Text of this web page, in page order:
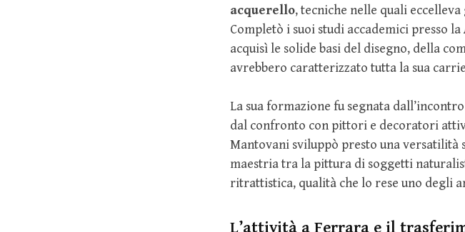
acquerello, tecniche nelle quali
Completò i suoi studi accademici presso la
acquisì le solide basi del disegno, della
avrebbero caratterizzato tutta la sua
La sua formazione fu segnata
dal confronto con pittori e decoratori
Mantovani sviluppò presto una versatilità
maestria tra la pittura di soggetti
ritrattistica, qualità che lo rese uno degli
L’attività a Ferrara e il